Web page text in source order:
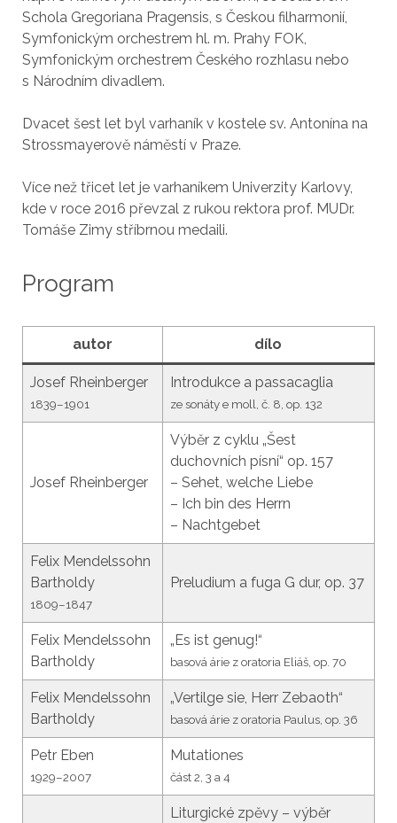
Schola Gregoriana Pragensis, s Českou filharmonií,
Symfonickým orchestrem hl. m. Prahy FOK,
Symfonickým orchestrem Českého rozhlasu nebo
s Národním divadlem.
Dvacet šest let byl varhaník v kostele sv. Antonína na
Strossmayerově náměstí v Praze.
Více než třicet let je varhaníkem Univerzity Karlovy,
kde v roce 2016 převzal z rukou rektora prof. MUDr.
Tomáše Zimy stříbrnou medaili.
Program
autor dílo
Josef Rheinberger
1839–1901
Introdukce a passacaglia
ze sonáty e moll, č. 8, op. 132
Josef Rheinberger
Výběr z cyklu „Šest
duchovních písní“ op. 157
– Sehet, welche Liebe
– Ich bin des Herrn
– Nachtgebet
Felix Mendelssohn
Bartholdy
1809–1847
Preludium a fuga G dur, op. 37
Felix Mendelssohn
Bartholdy
„Es ist genug!“
basová árie z oratoria Eliáš, op. 70
Felix Mendelssohn
Bartholdy
„Vertilge sie, Herr Zebaoth“
basová árie z oratoria Paulus, op. 36
Petr Eben
1929–2007
Mutationes
část 2, 3 a 4
Liturgické zpěvy – výběr